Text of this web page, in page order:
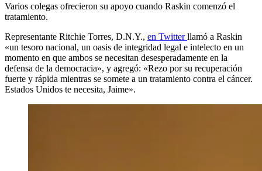
Varios colegas ofrecieron su apoyo cuando Raskin comenzó el
tratamiento.
Representante Ritchie Torres, D.N.Y., en Twitterllamó a Raskin
«un tesoro nacional, un oasis de integridad legal e intelecto en un
momento en que ambos se necesitan desesperadamente en la
defensa de la democracia», y agregó: «Rezo por su recuperación
fuerte y rápida mientras se somete a un tratamiento contra el cáncer.
Estados Unidos te necesita, Jaime».